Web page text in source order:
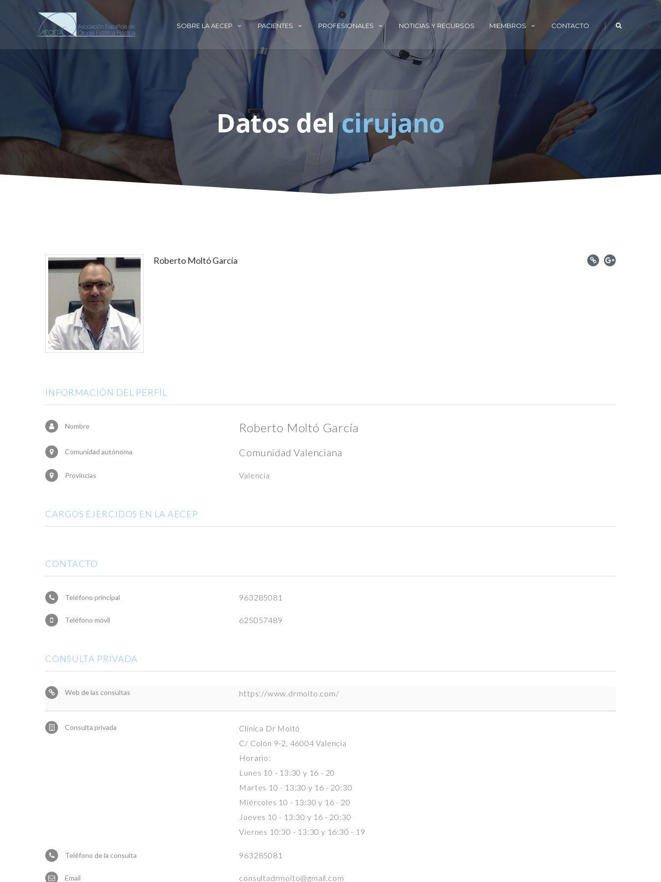
SOBRE LA AECEP PACIENTES PROFESIONALES NOTICIAS Y RECURSOS MIEMBROS CONTACTO |
Datos delcirujano
Roberto Moltó García
INFORMACIÓN DEL PERFIL
Nombre Roberto Moltó García
Comunidad autónoma Comunidad Valenciana
Provincias Valencia
CARGOS EJERCIDOS EN LA AECEP
CONTACTO
Teléfono principal 963285081
Teléfono móvil 625057489
CONSULTA PRIVADA
Web de las consultas https://www.drmolto.com/
Consulta privada
Clínica Dr Moltó
C/ Colón 9-2, 46004 Valencia
Horario:
Lunes 10 - 13:30 y 16 - 20
Martes 10 - 13:30 y 16 - 20:30
Miércoles 10 - 13:30 y 16 - 20
Jueves 10 - 13:30 y 16 - 20:30
Viernes 10:30 - 13:30 y 16:30 - 19
Teléfono de la consulta 963285081
Email consultadrmolto@gmail.com